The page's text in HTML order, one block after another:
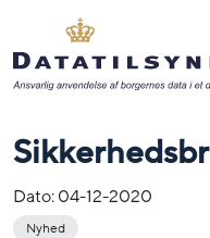
Dato:04-12-2020
Nyhed